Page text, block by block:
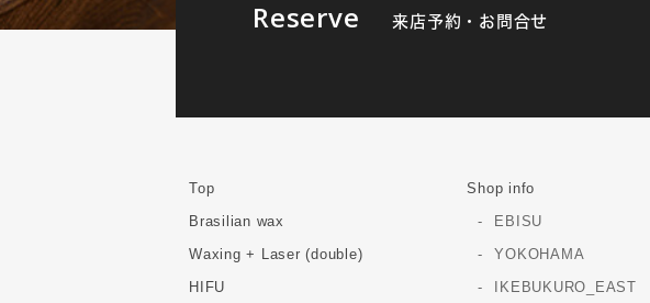
Reserve 来店予約・お問合せ
Top
Brasilian wax
Waxing + Laser (double)
HIFU
Shop info
EBISU
YOKOHAMA
IKEBUKURO_EAST